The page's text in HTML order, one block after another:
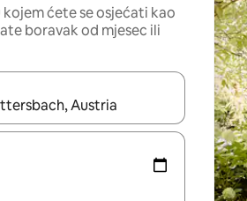
ćete se osjećati kao
boravak od mjesec ili
moći ćete ih pregledati koristeći